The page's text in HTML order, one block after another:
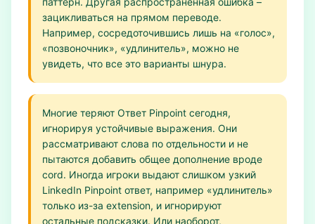
зацикливаться на прямом переводе.
Например, сосредоточившись лишь на «голос»,
«позвоночник», «удлинитель», можно не
увидеть, что все это варианты шнура.
Многие теряют Ответ Pinpoint сегодня,
игнорируя устойчивые выражения. Они
рассматривают слова по отдельности и не
пытаются добавить общее дополнение вроде
cord. Иногда игроки выдают слишком узкий
LinkedIn Pinpoint ответ, например «удлинитель»
только из-за extension, и игнорируют
остальные подсказки. Или наоборот,